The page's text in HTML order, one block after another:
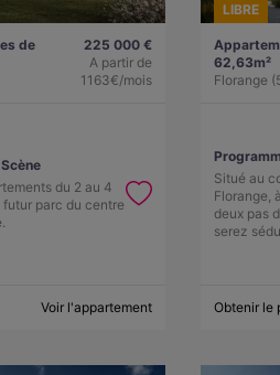
de
225 000 €
A partir de
1163€/mois
du 2 au 4
parc du centre
Voir l'appartement
LIBRE
62,63m²
Florange
Situé au
Florange,
deux pas
serez
Obtenir le